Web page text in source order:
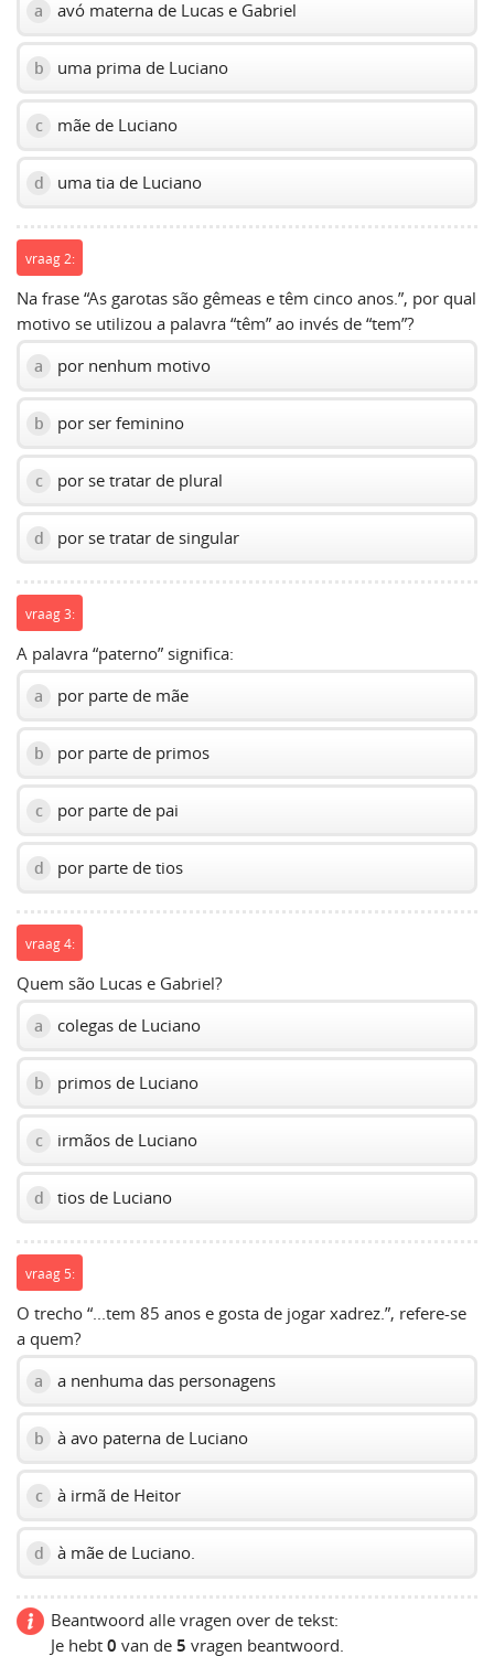
a avó materna de Lucas e Gabriel
b uma prima de Luciano
c mãe de Luciano
d uma tia de Luciano
vraag 2:
Na frase “As garotas são gêmeas e têm cinco anos.”, por qual
motivo se utilizou a palavra “têm” ao invés de “tem”?
a por nenhum motivo
b por ser feminino
c por se tratar de plural
d por se tratar de singular
vraag 3:
A palavra “paterno” significa:
a por parte de mãe
b por parte de primos
c por parte de pai
d por parte de tios
vraag 4:
Quem são Lucas e Gabriel?
a colegas de Luciano
b primos de Luciano
c irmãos de Luciano
d tios de Luciano
vraag 5:
O trecho “...tem 85 anos e gosta de jogar xadrez.”, refere-se
a quem?
a a nenhuma das personagens
b à avo paterna de Luciano
c à irmã de Heitor
d à mãe de Luciano.
Beantwoord alle vragen over de tekst:
Je hebt 0 van de 5 vragen beantwoord.